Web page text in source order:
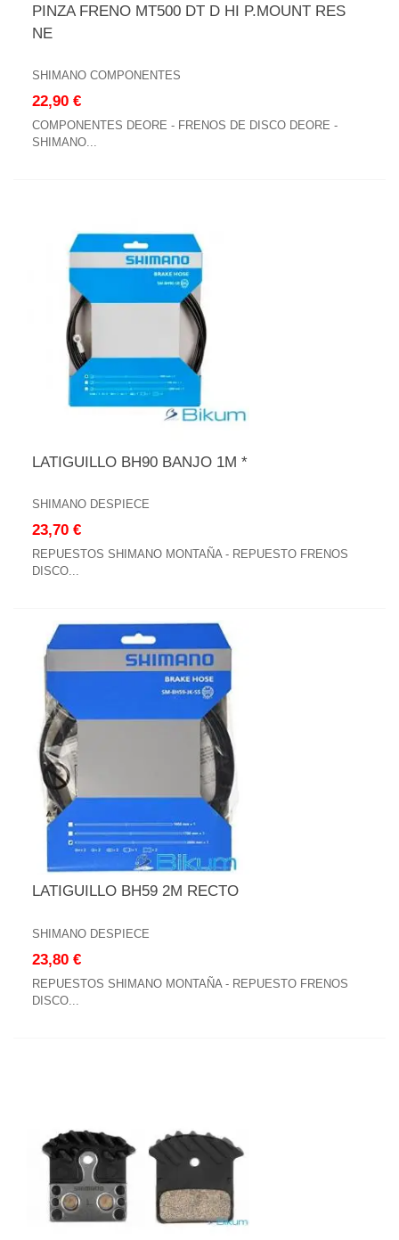
PINZA FRENO MT500 DT D HI P.MOUNT RES
NE
SHIMANO COMPONENTES
22,90 €
COMPONENTES DEORE - FRENOS DE DISCO DEORE -
SHIMANO...
LATIGUILLO BH90 BANJO 1M *
SHIMANO DESPIECE
23,70 €
REPUESTOS SHIMANO MONTAÑA - REPUESTO FRENOS
DISCO...
LATIGUILLO BH59 2M RECTO
SHIMANO DESPIECE
23,80 €
REPUESTOS SHIMANO MONTAÑA - REPUESTO FRENOS
DISCO...